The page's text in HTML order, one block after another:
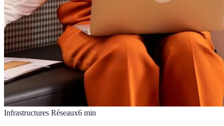
Infrastructures Réseaux6 min